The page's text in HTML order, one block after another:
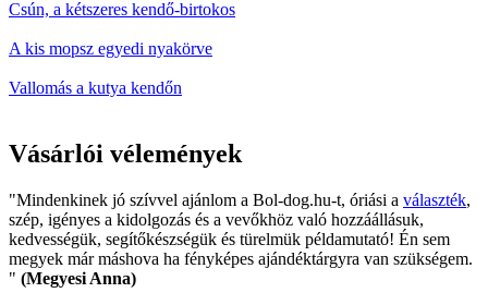
Csún, a kétszeres kendő-birtokos
A kis mopsz egyedi nyakörve
Vallomás a kutya kendőn
Vásárlói vélemények
"Mindenkinek jó szívvel ajánlom a Bol-dog.hu-t, óriási a választék,
szép, igényes a kidolgozás és a vevőkhöz való hozzáállásuk,
kedvességük, segítőkészségük és türelmük példamutató! Én sem
megyek már máshova ha fényképes ajándéktárgyra van szükségem.
" (Megyesi Anna)